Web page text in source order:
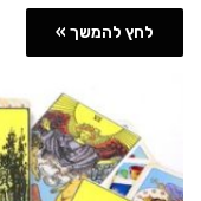
לחץ להמשך »